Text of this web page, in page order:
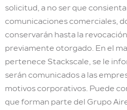
solicitud, a no ser que
comunicaciones comerciales,
conservarán hasta la
previamente otorgado. En el
pertenece Stackscale, se le
serán comunicados a las
motivos corporativos. Puede
que forman parte del Grupo